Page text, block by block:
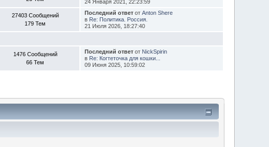
24 Января 2021, 22:23:59
27403 Сообщений
179 Тем
Последний ответот Anton Shere
в Re: Политика. Россия.
21 Июля 2026, 18:27:40
1476 Сообщений
66 Тем
Последний ответот NickSpirin
в Re: Когтеточка для кошки...
09 Июня 2025, 10:59:02